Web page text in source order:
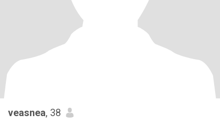
veasnea, 38